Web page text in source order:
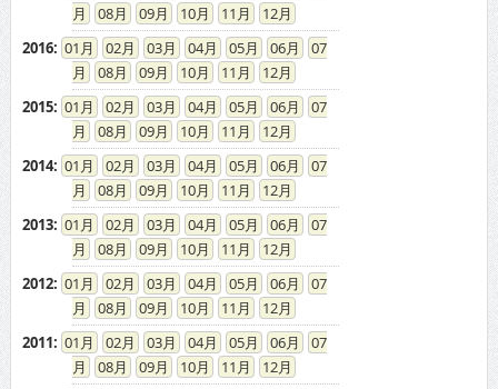
08
09 10 11
12
2016: 01 02 03 04 05 06
07
08
09 10 11
12
2015: 01 02 03 04 05 06
07
08
09 10 11
12
2014: 01 02 03 04 05 06
07
08
09 10 11
12
2013: 01 02 03 04 05 06
07
08
09 10 11
12
2012: 01 02 03 04 05 06
07
08
09 10 11
12
2011: 01 02 03 04 05 06
07
08
09 10 11
12